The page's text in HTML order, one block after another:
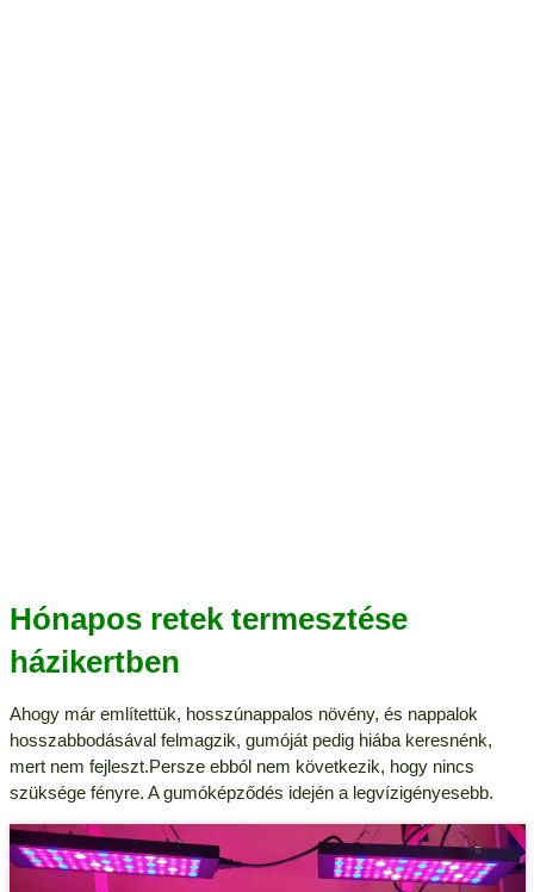
Hónapos retek termesztése
házikertben
Ahogy már említettük, hosszúnappalos növény, és nappalok
hosszabbodásával felmagzik, gumóját pedig hiába keresnénk,
mert nem fejleszt.Persze ebból nem következik, hogy nincs
szüksége fényre. A gumóképződés idején a legvízigényesebb.